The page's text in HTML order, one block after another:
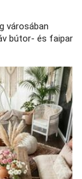
városában
bútor- és faipar